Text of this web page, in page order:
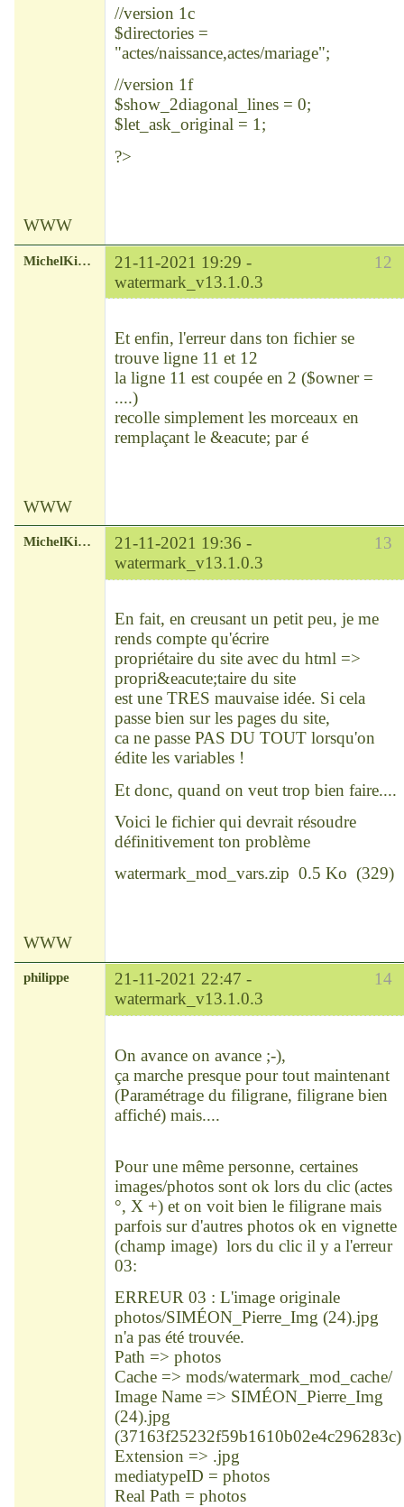
//version 1c
$directories =
"actes/naissance,actes/mariage";
//version 1f
$show_2diagonal_lines = 0;
$let_ask_original = 1;
?>
WWW
12
MichelKirsch
21-11-2021 19:29 -
watermark_v13.1.0.3
Et enfin, l'erreur dans ton fichier se
trouve ligne 11 et 12
la ligne 11 est coupée en 2 ($owner =
....)
recolle simplement les morceaux en
remplaçant le &eacute; par é
WWW
13
MichelKirsch
21-11-2021 19:36 -
watermark_v13.1.0.3
En fait, en creusant un petit peu, je me
rends compte qu'écrire
propriétaire du site avec du html =>
propri&eacute;taire du site
est une TRES mauvaise idée. Si cela
passe bien sur les pages du site,
ca ne passe PAS DU TOUT lorsqu'on
édite les variables !
Et donc, quand on veut trop bien faire....
Voici le fichier qui devrait résoudre
définitivement ton problème
watermark_mod_vars.zip 0.5 Ko (329)
WWW
14
philippe
21-11-2021 22:47 -
watermark_v13.1.0.3
On avance on avance ;-),
ça marche presque pour tout maintenant
(Paramétrage du filigrane, filigrane bien
affiché) mais....
Pour une même personne, certaines
images/photos sont ok lors du clic (actes
°, X +) et on voit bien le filigrane mais
parfois sur d'autres photos ok en vignette
(champ image) lors du clic il y a l'erreur
03:
ERREUR 03 : L'image originale
photos/SIMÉON_Pierre_Img (24).jpg
n'a pas été trouvée.
Path => photos
Cache => mods/watermark_mod_cache/
Image Name => SIMÉON_Pierre_Img
(24).jpg
(37163f25232f59b1610b02e4c296283c)
Extension => .jpg
mediatypeID = photos
Real Path = photos